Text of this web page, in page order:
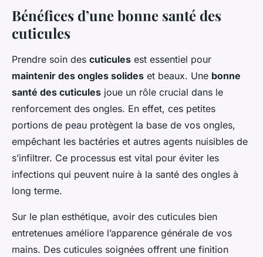
Bénéfices d’une bonne santé des
cuticules
Prendre soin des cuticules est essentiel pour
maintenir des ongles solides et beaux. Une bonne
santé des cuticules joue un rôle crucial dans le
renforcement des ongles. En effet, ces petites
portions de peau protègent la base de vos ongles,
empêchant les bactéries et autres agents nuisibles de
s’infiltrer. Ce processus est vital pour éviter les
infections qui peuvent nuire à la santé des ongles à
long terme.
Sur le plan esthétique, avoir des cuticules bien
entretenues améliore l’apparence générale de vos
mains. Des cuticules soignées offrent une finition